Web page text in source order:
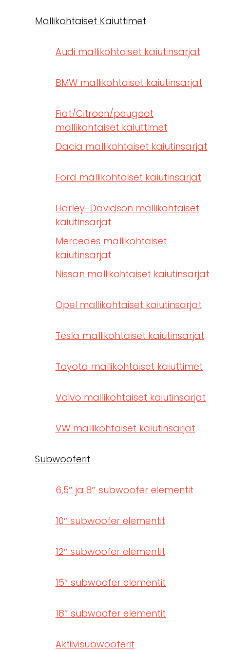
Mallikohtaiset Kaiuttimet
Audi mallikohtaiset kaiutinsarjat
BMW mallikohtaiset kaiutinsarjat
Fiat/Citroen/peugeot
mallikohtaiset kaiuttimet
Dacia mallikohtaiset kaiutinsarjat
Ford mallikohtaiset kaiutinsarjat
Harley-Davidson mallikohtaiset
kaiutinsarjat
Mercedes mallikohtaiset
kaiutinsarjat
Nissan mallikohtaiset kaiutinsarjat
Opel mallikohtaiset kaiutinsarjat
Tesla mallikohtaiset kaiutinsarjat
Toyota mallikohtaiset kaiuttimet
Volvo mallikohtaiset kaiutinsarjat
VW mallikohtaiset kaiutinsarjat
Subwooferit
6,5″ ja 8″ subwoofer elementit
10″ subwoofer elementit
12″ subwoofer elementit
15″ subwoofer elementit
18″ subwoofer elementit
Aktiivisubwooferit